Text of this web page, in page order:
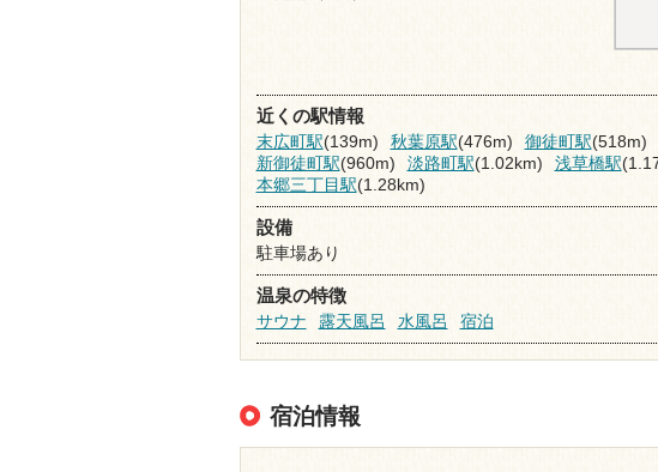
近くの駅情報
末広町駅(139m) 秋葉原駅(476m) 御徒町駅(518m)
新御徒町駅(960m) 淡路町駅(1.02km) 浅草橋駅
本郷三丁目駅(1.28km)
設備
駐車場あり
温泉の特徴
サウナ
露天風呂 水風呂 宿泊
宿泊情報